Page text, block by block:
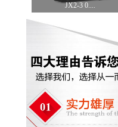
JX2-3 0....